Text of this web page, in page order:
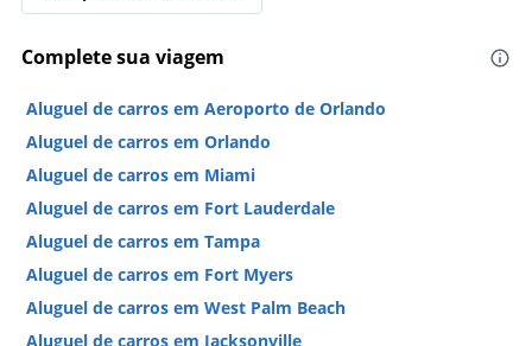
Complete sua viagem
Aluguel de carros em Aeroporto de Orlando
Aluguel de carros em Orlando
Aluguel de carros em Miami
Aluguel de carros em Fort Lauderdale
Aluguel de carros em Tampa
Aluguel de carros em Fort Myers
Aluguel de carros em West Palm Beach
Aluguel de carros em Jacksonville